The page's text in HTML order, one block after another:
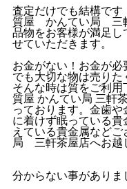
査定だけでも結構です
質屋 かんてい局 三
品物をお客様が満足
せていただきます。
お金がない！お金が必
でも大切な物は売りた
そんな時は質をご利用
質屋 かんてい局 三軒
っております。金歯
に着けず眠っている
えている貴金属など
局 三軒茶屋店へお越
分からない事があり